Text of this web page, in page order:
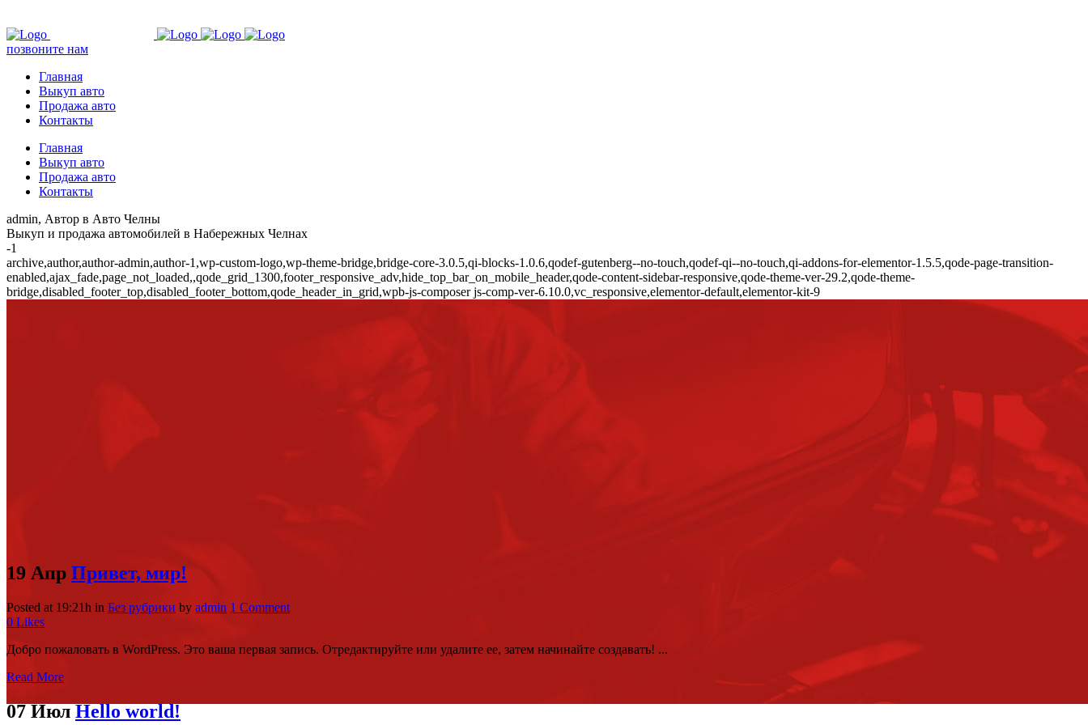
позвоните нам
Главная
Выкуп авто
Продажа авто
Контакты
Главная
Выкуп авто
Продажа авто
Контакты
admin, Автор в Авто Челны
Выкуп и продажа автомобилей в Набережных Челнах
-1
archive,author,author-admin,author-1,wp-custom-logo,wp-theme-bridge,bridge-core-3.0.5,qi-blocks-1.0.6,qodef-gutenberg--no-touch,qodef-qi--no-touch,qi-addons-for-elementor-1.5.5,qode-page-transition-
enabled,ajax_fade,page_not_loaded,,qode_grid_1300,footer_responsive_adv,hide_top_bar_on_mobile_header,qode-content-sidebar-responsive,qode-theme-ver-29.2,qode-theme-
bridge,disabled_footer_top,disabled_footer_bottom,qode_header_in_grid,wpb-js-composer js-comp-ver-6.10.0,vc_responsive,elementor-default,elementor-kit-9
19 Апр Привет, мир!
Posted at 19:21h in Без рубрики by admin 1 Comment
0 Likes
Добро пожаловать в WordPress. Это ваша первая запись. Отредактируйте или удалите ее, затем начинайте создавать! ...
Read More
07 Июл Hello world!